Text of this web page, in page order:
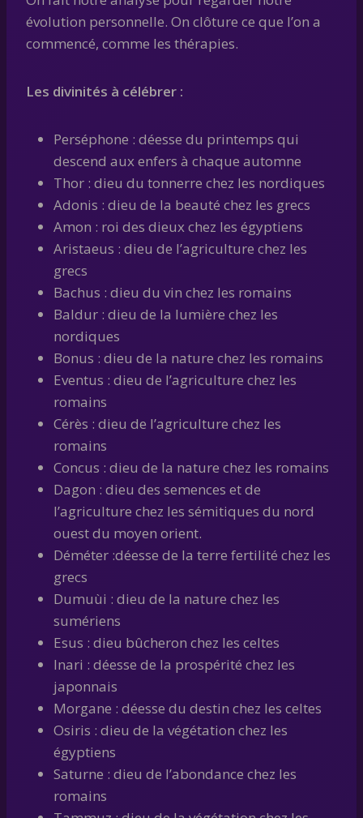
évolution personnelle. On clôture ce que l’on a
commencé, comme les thérapies.
Les divinités à célébrer :
Perséphone : déesse du printemps qui
descend aux enfers à chaque automne
Thor : dieu du tonnerre chez les nordiques
Adonis : dieu de la beauté chez les grecs
Amon : roi des dieux chez les égyptiens
Aristaeus : dieu de l’agriculture chez les
grecs
Bachus : dieu du vin chez les romains
Baldur : dieu de la lumière chez les
nordiques
Bonus : dieu de la nature chez les romains
Eventus : dieu de l’agriculture chez les
romains
Cérès : dieu de l’agriculture chez les
romains
Concus : dieu de la nature chez les romains
Dagon : dieu des semences et de
l’agriculture chez les sémitiques du nord
ouest du moyen orient.
Déméter :déesse de la terre fertilité chez les
grecs
Dumuùi : dieu de la nature chez les
sumériens
Esus : dieu bûcheron chez les celtes
Inari : déesse de la prospérité chez les
japonnais
Morgane : déesse du destin chez les celtes
Osiris : dieu de la végétation chez les
égyptiens
Saturne : dieu de l’abondance chez les
romains